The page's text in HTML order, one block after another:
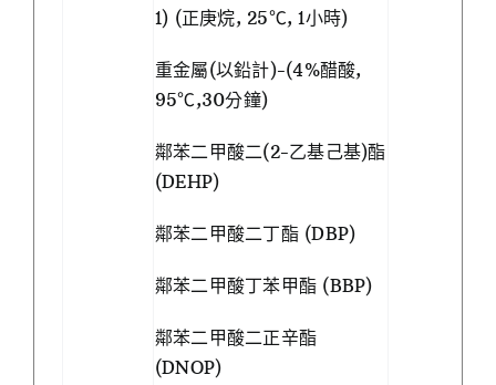
1) (正庚烷, 25℃, 1小時)
重金屬(以鉛計)-(4%醋酸,
95℃,30分鐘)
鄰苯二甲酸二(2-乙基己基)酯
(DEHP)
鄰苯二甲酸二丁酯 (DBP)
鄰苯二甲酸丁苯甲酯 (BBP)
鄰苯二甲酸二正辛酯
(DNOP)